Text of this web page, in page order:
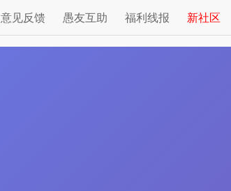
意见反馈 愚友互助 福利线报 新社区